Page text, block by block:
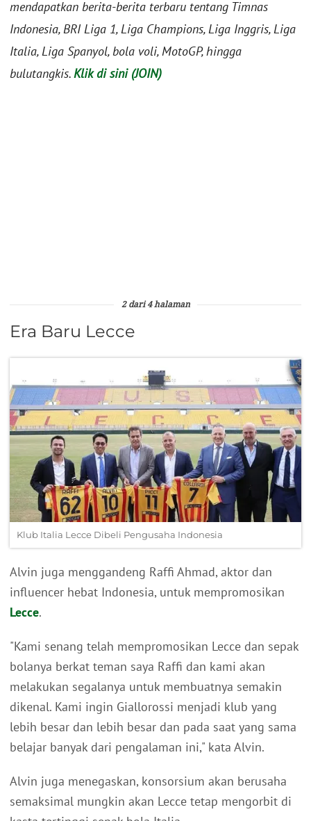
mendapatkan berita-berita terbaru tentang Timnas
Indonesia, BRI Liga 1, Liga Champions, Liga Inggris, Liga
Italia, Liga Spanyol, bola voli, MotoGP, hingga
bulutangkis.Klik di sini (JOIN)
2 dari 4 halaman
Era Baru Lecce
Klub Italia Lecce Dibeli Pengusaha Indonesia
Alvin juga menggandeng Raffi Ahmad, aktor dan
influencer hebat Indonesia, untuk mempromosikan
Lecce.
"Kami senang telah mempromosikan Lecce dan sepak
bolanya berkat teman saya Raffi dan kami akan
melakukan segalanya untuk membuatnya semakin
dikenal. Kami ingin Giallorossi menjadi klub yang
lebih besar dan lebih besar dan pada saat yang sama
belajar banyak dari pengalaman ini," kata Alvin.
Alvin juga menegaskan, konsorsium akan berusaha
semaksimal mungkin akan Lecce tetap mengorbit di